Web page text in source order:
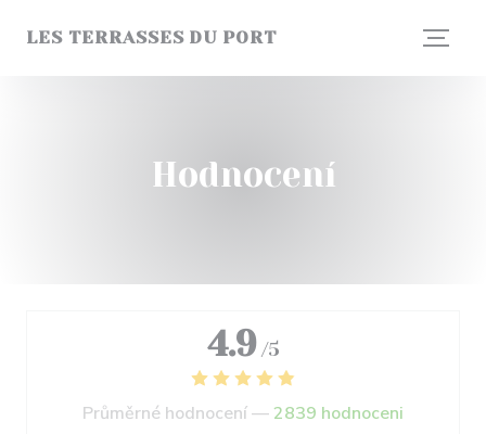
LES TERRASSES DU PORT
Hodnocení
4.9 /5
Průměrné hodnocení — 2839 hodnoceni